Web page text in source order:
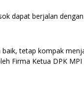
dapat berjalan
tetap kompak
Firma Ketua DPK MPI